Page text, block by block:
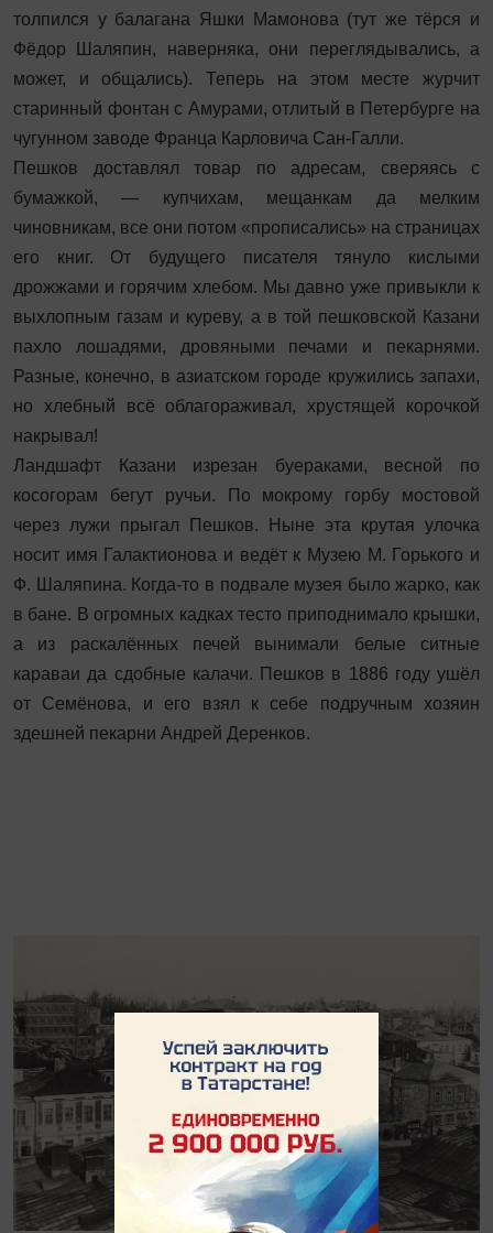
толпился у балагана Яшки Мамонова (тут же тёрся и
Фёдор Шаляпин, наверняка, они переглядывались, а
может, и общались). Теперь на этом месте журчит
старинный фонтан с Амурами, отлитый в Петербурге на
чугунном заводе Франца Карловича Сан-Галли.
Пешков доставлял товар по адресам, сверяясь с
бумажкой, — купчихам, мещанкам да мелким
чиновникам, все они потом «прописались» на страницах
его книг. От будущего писателя тянуло кислыми
дрожжами и горячим хлебом. Мы давно уже привыкли к
выхлопным газам и куреву, а в той пешковской Казани
пахло лошадями, дровяными печами и пекарнями.
Разные, конечно, в азиатском городе кружились запахи,
но хлебный всё обла­гораживал, хрустящей корочкой
накрывал!
Ландшафт Казани изрезан буераками, весной по
косогорам бегут ручьи. По мокрому горбу мостовой
через лужи прыгал Пешков. Ныне эта крутая улочка
носит имя Галактионова и ведёт к Музею М. Горького и
Ф. Шаляпина. Когда-то в подвале музея было жарко, как
в бане. В огромных кадках тесто приподнимало крышки,
а из раскалённых печей вынимали белые ситные
караваи да сдобные калачи. Пешков в 1886 году ушёл
от Семёнова, и его взял к себе подручным хозяин
здешней пекарни Андрей Деренков.